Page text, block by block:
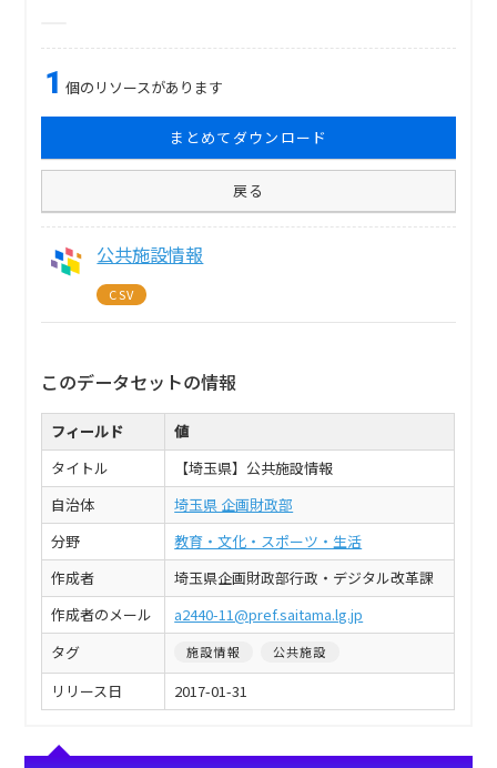
1 個のリソースがあります
まとめてダウンロード
戻る
公共施設情報
CSV
このデータセットの情報
フィールド
値
タイトル
【埼玉県】公共施設情報
自治体
埼玉県 企画財政部
分野
教育・文化・スポーツ・生活
作成者
埼玉県企画財政部行政・デジタル改革課
作成者のメール
a2440-11@pref.saitama.lg.jp
タグ
施設情報 公共施設
リリース日 2017-01-31